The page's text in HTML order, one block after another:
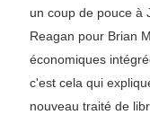
un coup de pouce à
Reagan pour Brian
économiques
c'est cela qui
nouveau traité de